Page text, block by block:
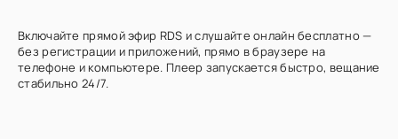
Включайте прямой эфир RDS и слушайте онлайн бесплатно —
без регистрации и приложений, прямо в браузере на
телефоне и компьютере. Плеер запускается быстро, вещание
стабильно 24/7.